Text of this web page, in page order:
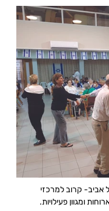
אביב- קרוב למרכזי